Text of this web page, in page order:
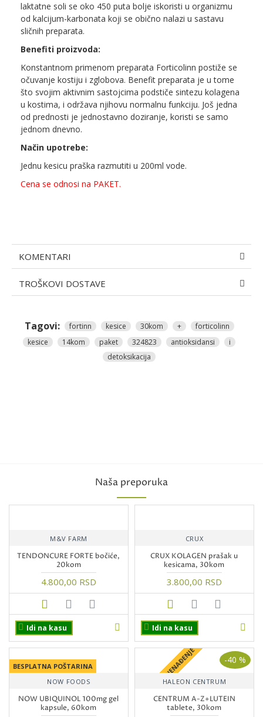
laktatne soli se oko 450 puta bolje iskoristi u organizmu
od kalcijum-karbonata koji se obično nalazi u sastavu
sličnih preparata.
Benefiti proizvoda:
Konstantnom primenom preparata Forticolinn postiže se
očuvanje kostiju i zglobova. Benefit preparata je u tome
što svojim aktivnim sastojcima podstiče sintezu kolagena
u kostima, i održava njihovu normalnu funkciju. Još jedna
od prednosti je jednostavno doziranje, koristi se samo
jednom dnevno.
Način upotrebe:
Jednu kesicu praška razmutiti u 200ml vode.
Cena se odnosi na PAKET.
KOMENTARI
TROŠKOVI DOSTAVE
Tagovi: fortinn kesice 30kom +
forticolinn
kesice
14kom paket 324823 antioksidansi
i
detoksikacija
Naša preporuka
M&V FARM
TENDONCURE FORTE bočiće,
20kom
4.800,00 RSD
Idi na kasu
CRUX
CRUX KOLAGEN prašak u
kesicama, 30kom
3.800,00 RSD
Idi na kasu
BESPLATNA POŠTARINA
NOW FOODS
NOW UBIQUINOL 100mg gel
kapsule, 60kom
+ POKLON IZNENAĐENJE -40 %
HALEON CENTRUM
CENTRUM A-Z+LUTEIN
tablete, 30kom